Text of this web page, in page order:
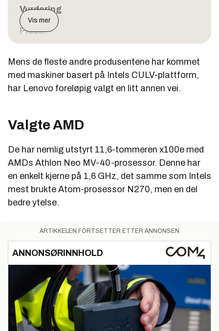
Vurdering
Pluss:
Matt skjerm
Svak prosessorytelse, særlig på batteri
Skuffende batterilevetid
Blir veldig varm
Vis mer
Mens de fleste andre produsentene har kommet
med maskiner basert på Intels CULV-plattform,
har Lenovo foreløpig valgt en litt annen vei.
Valgte AMD
De har nemlig utstyrt 11,6-tommeren x100e med
AMDs Athlon Neo MV-40-prosessor. Denne har
en enkelt kjerne på 1,6 GHz, det samme som Intels
mest brukte Atom-prosessor N270, men en del
bedre ytelse.
ARTIKKELEN FORTSETTER ETTER ANNONSEN
ANNONSØRINNHOLD